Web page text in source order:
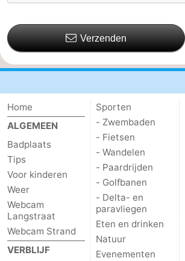
Verzenden
Home
ALGEMEEN
Badplaats
Tips
Voor kinderen
Weer
Webcam
Langstraat
Webcam Strand
VERBLIJF
Sporten
- Zwembaden
- Fietsen
- Wandelen
- Paardrijden
- Golfbanen
- Delta- en
paravliegen
Eten en drinken
Natuur
Evenementen